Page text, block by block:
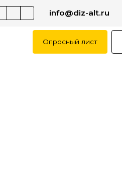
info@diz-alt.ru
Опросный лист